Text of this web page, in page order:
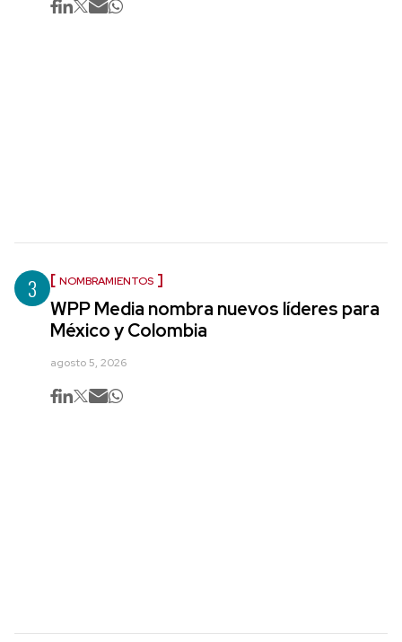
3 NOMBRAMIENTOS
WPP Media nombra nuevos líderes para
México y Colombia
agosto 5, 2026